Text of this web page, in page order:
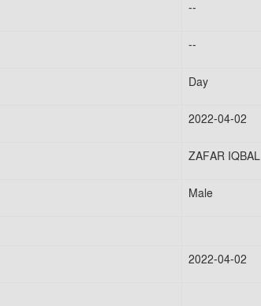
--
--
Day
2022-04-02
ZAFAR IQBAL
Male
2022-04-02